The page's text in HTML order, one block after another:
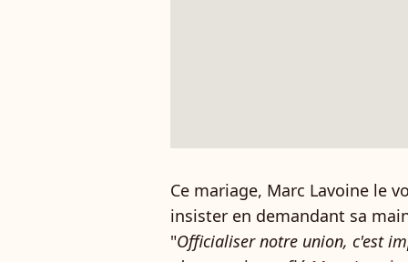
Ce mariage, Marc Lavoine le
insister en demandant sa
"Officialiser notre union, c'est